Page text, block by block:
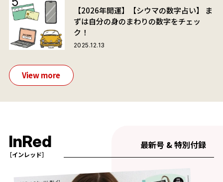
【2026年開運】【シウマの数字占い】 ま
ずは自分の身のまわりの数字をチェッ
ク！
2025.12.13
View more
InRed
［インレッド］
最新号 & 特別付録